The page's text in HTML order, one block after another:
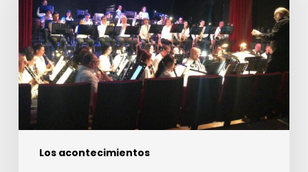
Los acontecimientos
enero
de
2027
para
una
quincena
orquestas!